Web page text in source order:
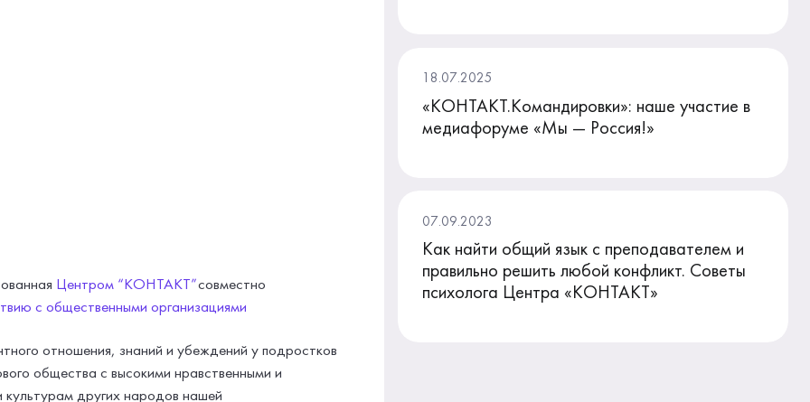
Центром “КОНТАКТ”совместно
с общественными организациями
отношения, знаний и убеждений у подростков
общества с высокими нравственными и
других народов нашей
18.07.2025
«КОНТАКТ.Командировки»: наше участие в
медиафоруме «Мы — Россия!»
07.09.2023
Как найти общий язык с преподавателем и
правильно решить любой конфликт. Советы
психолога Центра «КОНТАКТ»